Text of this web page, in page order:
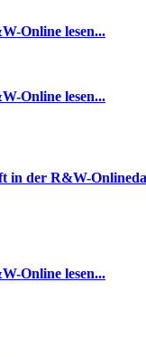
Online lesen...
Online lesen...
in der R&W-
Online lesen...